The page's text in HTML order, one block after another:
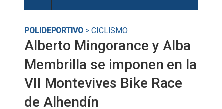
POLIDEPORTIVO > CICLISMO
Alberto Mingorance y Alba
Membrilla se imponen en la
VII Montevives Bike Race
de Alhendín